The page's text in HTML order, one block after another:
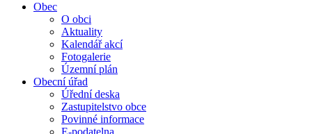
Obec
O obci
Aktuality
Kalendář akcí
Fotogalerie
Územní plán
Obecní úřad
Úřední deska
Zastupitelstvo obce
Povinné informace
E-podatelna